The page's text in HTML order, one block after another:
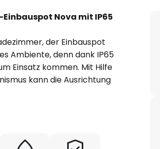
Nova mit IP65
der Einbauspot
Ambiente, denn dank IP65
Einsatz kommen. Mit Hilfe
kann die Ausrichtung